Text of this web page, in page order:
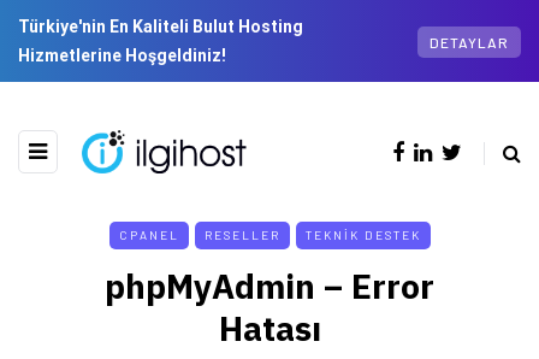
Türkiye'nin En Kaliteli Bulut Hosting
Hizmetlerine Hoşgeldiniz!
DETAYLAR
CPANEL RESELLER TEKNIK DESTEK
phpMyAdmin – Error
Hatası